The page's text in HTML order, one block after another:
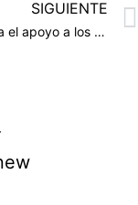
SIGUIENTE
Fueron analizadas las acciones de la Secretaría Gestión y Control Territorial para el apoyo a los ciudadanos en temas de actualización catastral